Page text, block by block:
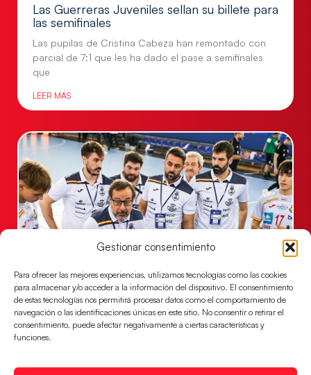
Gestionar consentimiento
Para ofrecer las mejores experiencias, utilizamos tecnologías como las cookies
para almacenar y/o acceder a la información del dispositivo. El consentimiento
de estas tecnologías nos permitirá procesar datos como el comportamiento de
navegación o las identificaciones únicas en este sitio. No consentir o retirar el
consentimiento, puede afectar negativamente a ciertas características y
funciones.
Las Guerreras Juveniles sellan su billete para
las semifinales
Las pupilas de Cristina Cabeza han remontado con
parcial de 7:1 que les ha dado el pase a semifinales
que
LEER MÁS
Un clásico ante Francia para buscar el
billete a semifinales del EHF EURO 2026
Los Hispanos Juveniles se enfrentarán a Francia en los
cuartos de final, este jueves a las 17:00h.